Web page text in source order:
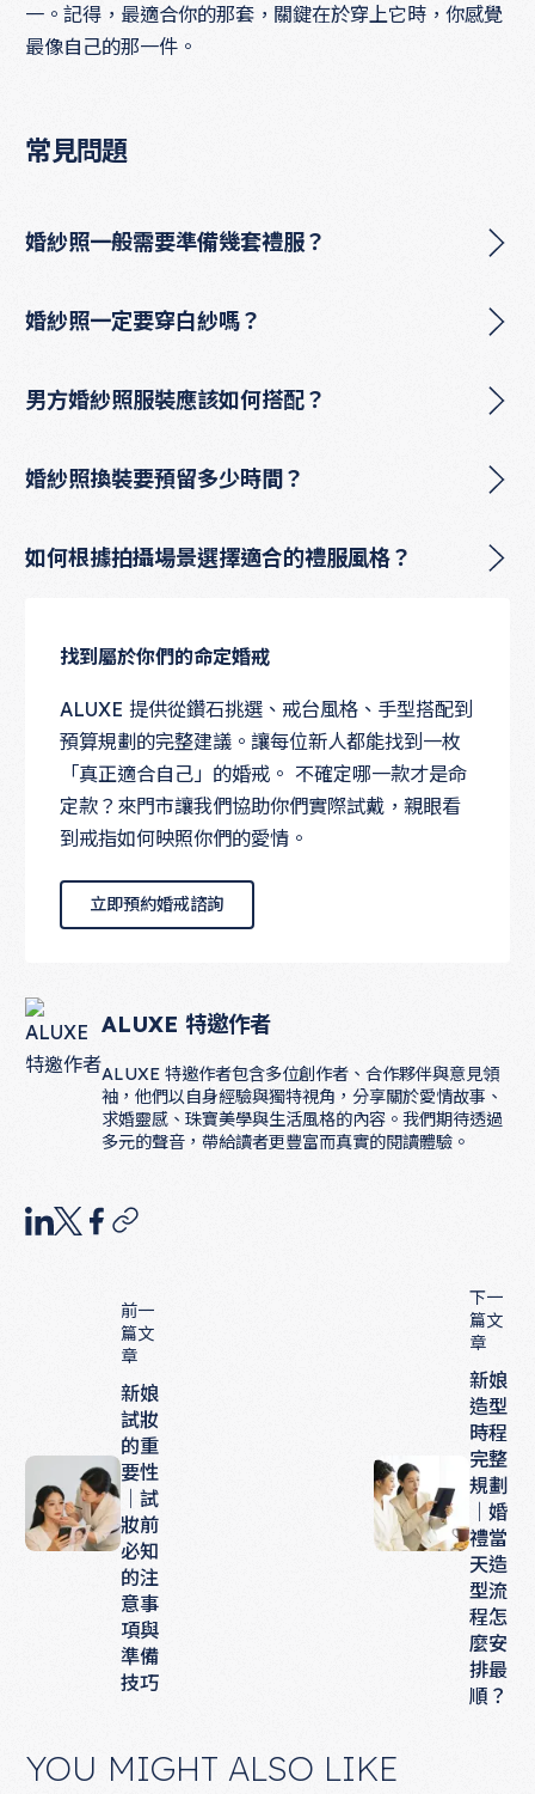
一。記得，最適合你的那套，關鍵在於穿上它時，你感覺
最像自己的那一件。
常見問題
婚紗照一般需要準備幾套禮服？
婚紗照一定要穿白紗嗎？
男方婚紗照服裝應該如何搭配？
婚紗照換裝要預留多少時間？
如何根據拍攝場景選擇適合的禮服風格？
找到屬於你們的命定婚戒
ALUXE 提供從鑽石挑選、戒台風格、手型搭配到
預算規劃的完整建議。讓每位新人都能找到一枚
「真正適合自己」的婚戒。 不確定哪一款才是命
定款？來門市讓我們協助你們實際試戴，親眼看
到戒指如何映照你們的愛情。
立即預約婚戒諮詢
立即預約婚戒諮詢
ALUXE 特邀作者
ALUXE 特邀作者包含多位創作者、合作夥伴與意見領
袖，他們以自身經驗與獨特視角，分享關於愛情故事、
求婚靈感、珠寶美學與生活風格的內容。我們期待透過
多元的聲音，帶給讀者更豐富而真實的閱讀體驗。
前一
篇文
章
新娘
試妝
的重
要性
｜試
妝前
必知
的注
意事
項與
準備
技巧
下一
篇文
章
新娘
造型
時程
完整
規劃
｜婚
禮當
天造
型流
程怎
麼安
排最
順？
YOU MIGHT ALSO LIKE